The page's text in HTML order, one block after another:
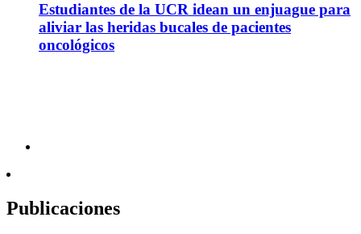
Estudiantes de la UCR idean un enjuague para
aliviar las heridas bucales de pacientes
oncológicos
Publicaciones